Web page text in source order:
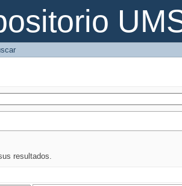
resultados.